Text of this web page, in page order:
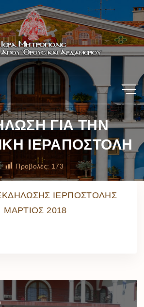
ΓΙΑ ΤΗΝ
ΙΕΡΑΠΟΣΤΟΛΗ
Προβολές: 173